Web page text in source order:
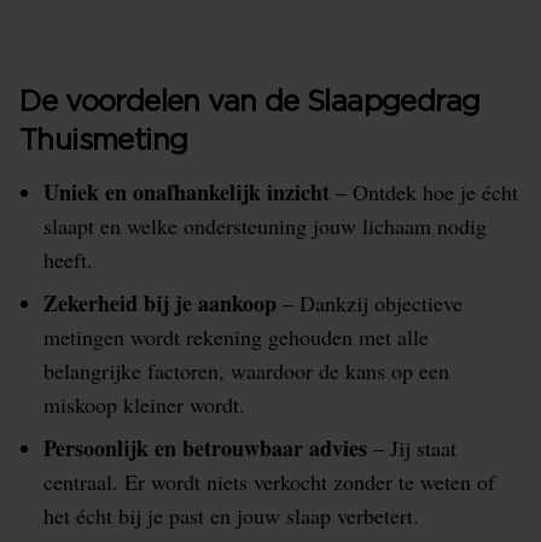
De voordelen van de Slaapgedrag
Thuismeting
Uniek en onafhankelijk inzicht – Ontdek hoe je écht
slaapt en welke ondersteuning jouw lichaam nodig
heeft.
Zekerheid bij je aankoop – Dankzij objectieve
metingen wordt rekening gehouden met alle
belangrijke factoren, waardoor de kans op een
miskoop kleiner wordt.
Persoonlijk en betrouwbaar advies – Jij staat
centraal. Er wordt niets verkocht zonder te weten of
het écht bij je past en jouw slaap verbetert.